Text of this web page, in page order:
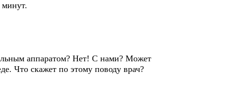
минут.
аппаратом? Нет! С нами? Может
Что скажет по этому поводу врач?